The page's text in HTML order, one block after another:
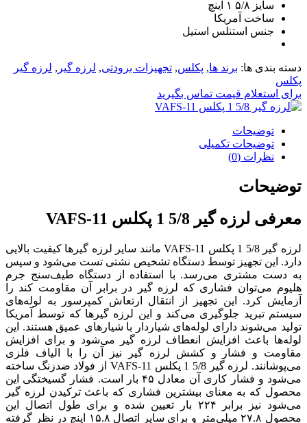
سایز ۵/۸ ۱ اینچ
ساخت آمریکا
جنس استنلس استیل
دسته بندی ها: برند ها, پکلس, تجهیزات برودتی, لرزه گیر , لرزه گیر
پکلس
برای استعلام قیمت تماس بگیرید
توضیحات
توضیحات تکمیلی
نظرات (0)
توضیحات
معرفی لرزه گیر 5/8 1 پکلس VAFS-11
لرزه گیر 5/8 1 پکلس VAFS-11 مانند سایر لرزه گیرها کیفیت بالایی
دارد. این تجهیز توسط دستگاه تشخیص نشتی تست می‌شود و سپس
به دست مشتری می‌رسد. با استفاده از دستگاه طیف‌سنج جرم
هلیوم می‌توان فشاری که لرزه‌ گیر در برابر آن مقاومت کند را
آزمایش کرد. این تجهیز از انتقال ارتعاش کمپرسور به لوله‌های
سیستم تبرید جلوگیری می‌کند و این لرزه‌ گیرها که توسط آمریکا
تولید می‌شوند دارای لوله‌های شیاردار با شیارهای عمیق هستند. این
لوله‌ها باعث افزایش انعطاف لرزه‌ گیر می‌شود و برای افزایش
مقاومت و فشار و کشش لرزه‌ گیر نیز آن‌ را با الیاف فلزی
می‌پوشانند. لرزه‌ گیر 5/8 1 پکلس VAFS-11 از فولاد ضدزنگ ساخته
می‌شود و فشار کاری آن معادل ۴۵ بار است. فشار گسیختگی این
محصول که به معنای بیشترین فشاری که باعث ترکیدن لرزه‌ گیر
می‌شود نیز برابر ۲۲۴ بار تعیین شده و برای طول اتصال این
محصول ۲۷.۸ میلی‌متر و برای سایر اتصال ۱۵.۸ اینچ در نظر گرفته